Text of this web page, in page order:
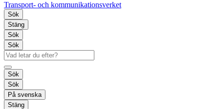
Transport- och kommunikationsverket
Sök
Stäng
Sök
Sök
Sök
Sök
På svenska
Stäng